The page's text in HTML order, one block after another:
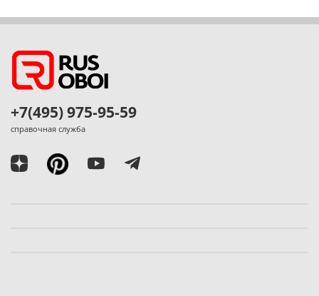
+7(495) 975-95-59
справочная служба